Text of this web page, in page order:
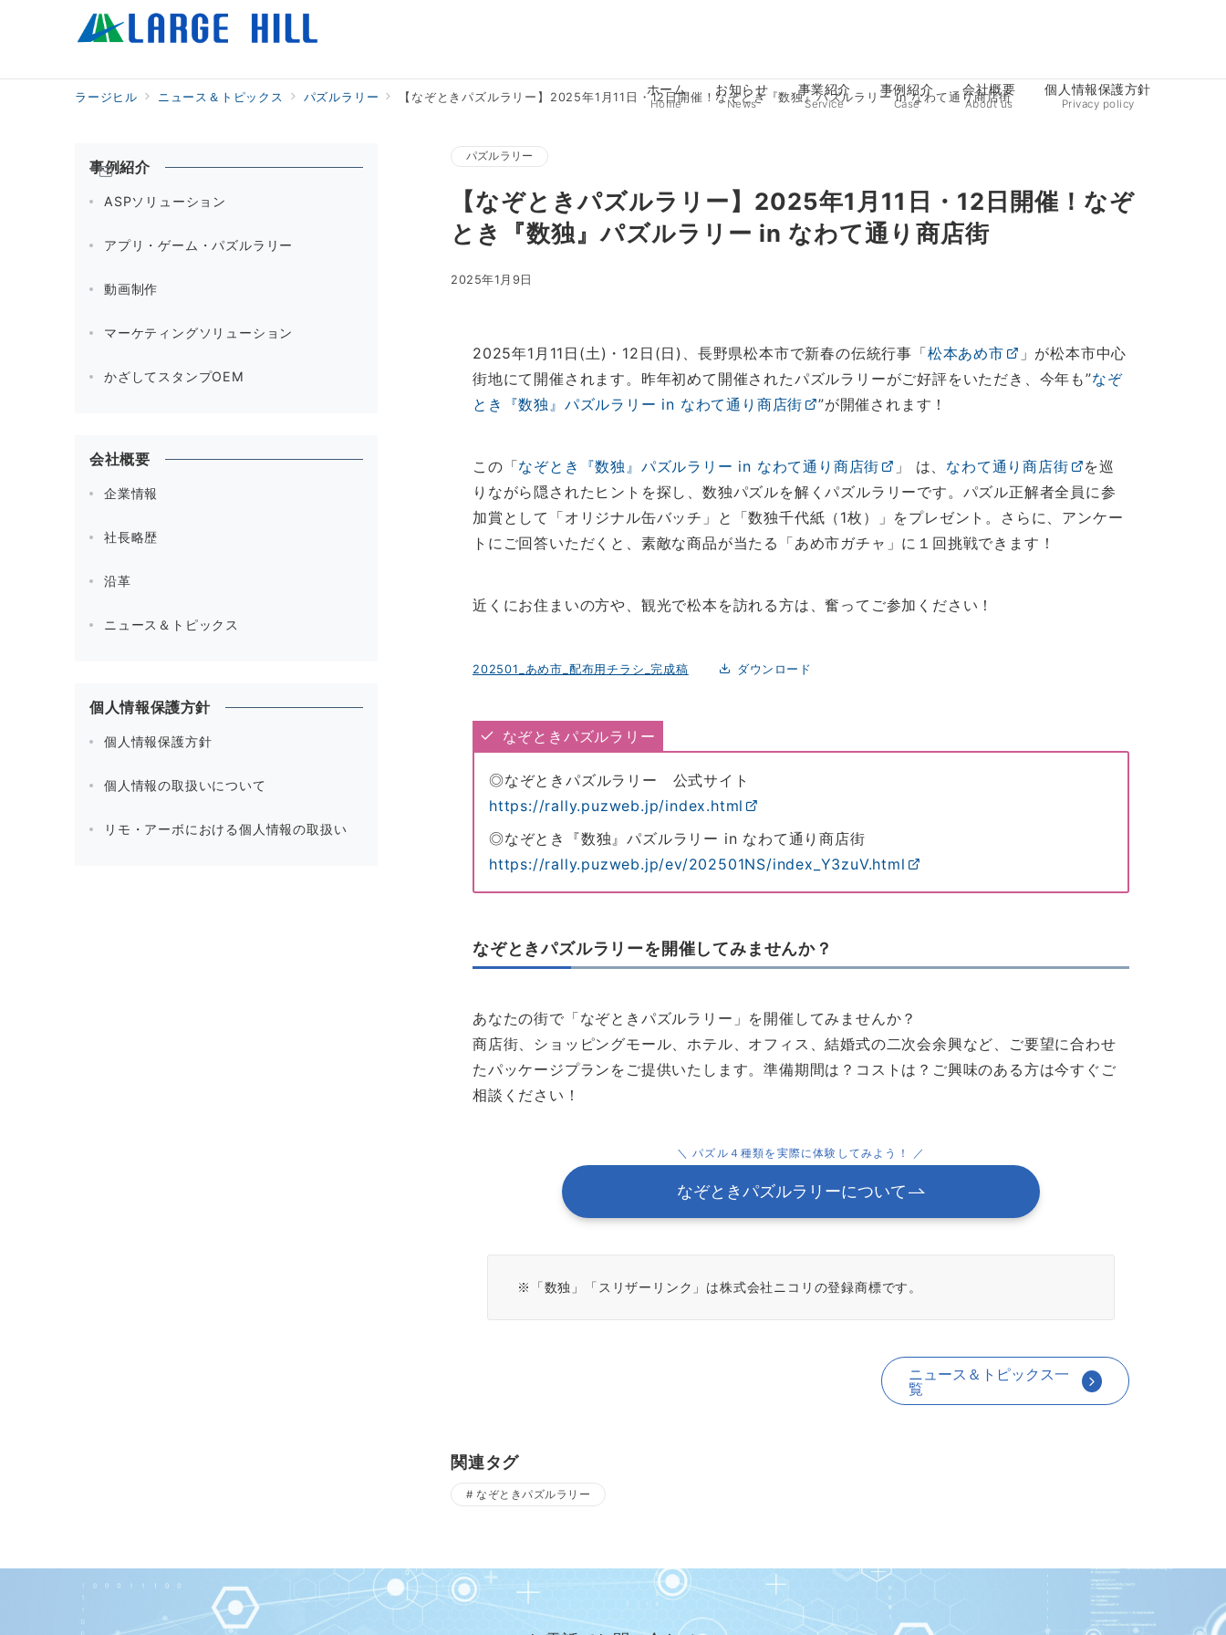
ホーム
Home
お知らせ
News
事業紹介
Service
事例紹介
Case
会社概要
About us
個人情報保護方針
Privacy policy
ラージヒル ニュース＆トピックス パズルラリー 【なぞときパズルラリー】2025年1月11日・12日開催！なぞとき『数独』パズルラリー in なわて通り商店街
パズルラリー
【なぞときパズルラリー】2025年1月11日・12日開催！なぞ
とき『数独』パズルラリー in なわて通り商店街
2025年1月9日
2025年1月11日(土)・12日(日)、長野県松本市で新春の伝統行事「松本あめ市
」が松本市中心
街地にて開催されます。昨年初めて開催されたパズルラリーがご好評をいただき、今年も”なぞ
とき『数独』パズルラリー in なわて通り商店街
”が開催されます！
この「なぞとき『数独』パズルラリー in なわて通り商店街 」 は、 なわて通り商店街
を巡
りながら隠されたヒントを探し、数独パズルを解くパズルラリーです。パズル正解者全員に参
加賞として「オリジナル缶バッチ」と「数独千代紙（1枚）」をプレゼント。さらに、アンケー
トにご回答いただくと、素敵な商品が当たる「あめ市ガチャ」に１回挑戦できます！
近くにお住まいの方や、観光で松本を訪れる方は、奮ってご参加ください！
202501_あめ市_配布用チラシ_完成稿 ダウンロード
なぞときパズルラリー
◎なぞときパズルラリー 公式サイト
https://rally.puzweb.jp/index.html
◎なぞとき『数独』パズルラリー in なわて通り商店街
https://rally.puzweb.jp/ev/202501NS/index_Y3zuV.html
なぞときパズルラリーを開催してみませんか？
あなたの街で「なぞときパズルラリー」を開催してみませんか？
商店街、ショッピングモール、ホテル、オフィス、結婚式の二次会余興など、ご要望に合わせ
たパッケージプランをご提供いたします。準備期間は？コストは？ご興味のある方は今すぐご
相談ください！
＼ パズル４種類を実際に体験してみよう！ ／
なぞときパズルラリーについて
※「数独」「スリザーリンク」は株式会社ニコリの登録商標です。
ニュース＆トピックス一
覧
関連タグ
なぞときパズルラリー
事例紹介
ASPソリューション
アプリ・ゲーム・パズルラリー
動画制作
マーケティングソリューション
かざしてスタンプOEM
会社概要
企業情報
社長略歴
沿革
ニュース＆トピックス
個人情報保護方針
個人情報保護方針
個人情報の取扱いについて
リモ・アーボにおける個人情報の取扱い